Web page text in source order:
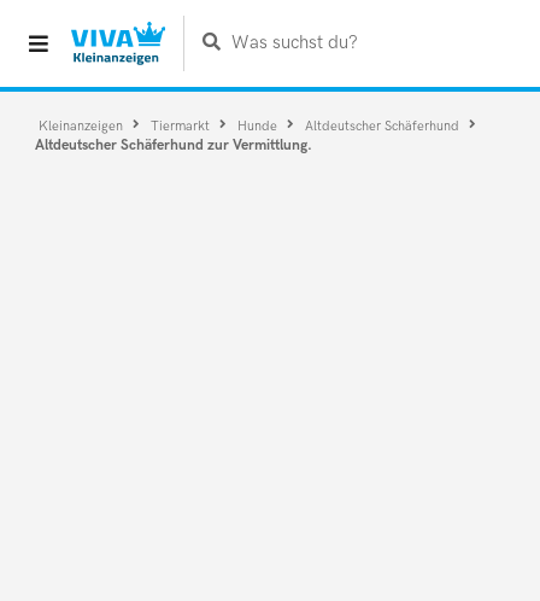
Was suchst du?
Kleinanzeigen Tiermarkt Hunde Altdeutscher Schäferhund
Altdeutscher Schäferhund zur Vermittlung.